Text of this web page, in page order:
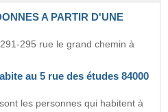
A PARTIR D'UNE
295 rue le grand chemin à
au 5 rue des études 84000
les personnes qui habitent à